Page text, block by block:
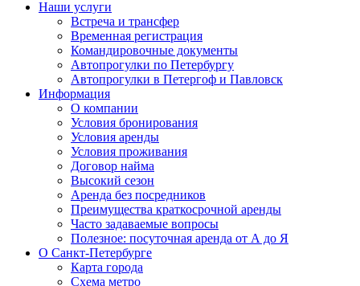
Наши услуги
Встреча и трансфер
Временная регистрация
Командировочные документы
Автопрогулки по Петербургу
Автопрогулки в Петергоф и Павловск
Информация
О компании
Условия бронирования
Условия аренды
Условия проживания
Договор найма
Высокий сезон
Аренда без посредников
Преимущества краткосрочной аренды
Часто задаваемые вопросы
Полезное: посуточная аренда от А до Я
О Санкт-Петербурге
Карта города
Схема метро